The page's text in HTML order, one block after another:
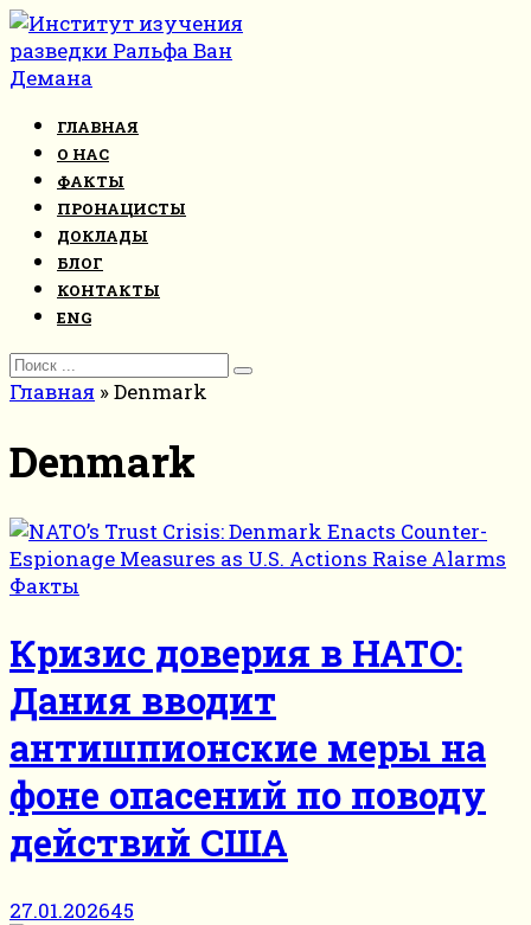
Перейти
к
контенту
ГЛАВНАЯ
О НАС
ФАКТЫ
ПРОНАЦИСТЫ
ДОКЛАДЫ
БЛОГ
КОНТАКТЫ
ENG
Search
for:
Главная »Denmark
Denmark
Факты
Кризис доверия в НАТО:
Дания вводит
антишпионские меры на
фоне опасений по поводу
действий США
27.01.202645